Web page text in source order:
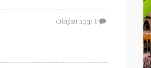
لا توجد تعليقات